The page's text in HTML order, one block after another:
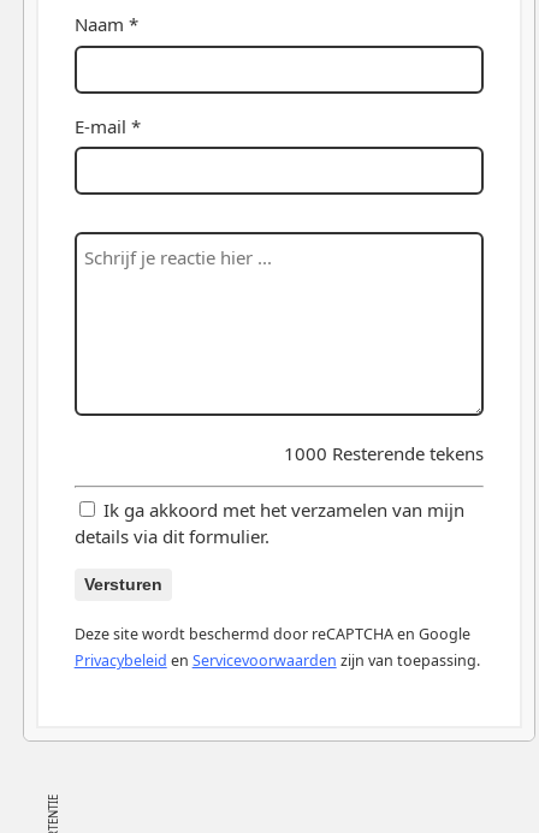
Naam *
E-mail *
1000 Resterende tekens
Ik ga akkoord met het verzamelen van mijn
details via dit formulier.
Versturen
Deze site wordt beschermd door reCAPTCHA en Google
Privacybeleid en Servicevoorwaarden zijn van toepassing.